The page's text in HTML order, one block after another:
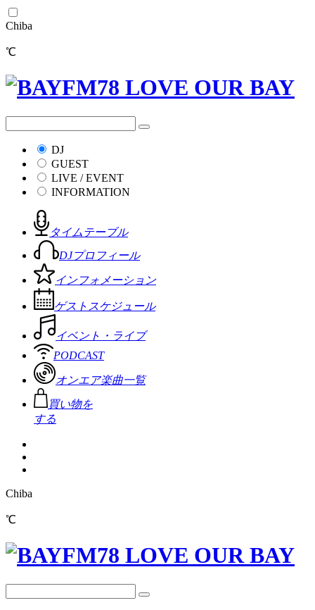
Chiba
℃
DJ
GUEST
LIVE / EVENT
INFORMATION
タイムテーブル
DJプロフィール
インフォメーション
ゲストスケジュール
イベント・ライブ
PODCAST
オンエア楽曲一覧
買い物を
する
Chiba
℃